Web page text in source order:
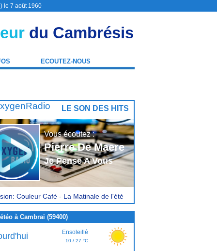
le 7 août 1960
du Cambrésis
ECOUTEZ-NOUS
LE SON DES HITS
Vous écoutez :
Pierre De Maere
Je Pense A Vous
Couleur Café - La Matinale de l'été
à Cambrai (59400)
Ensoleillé
10 / 27 °C